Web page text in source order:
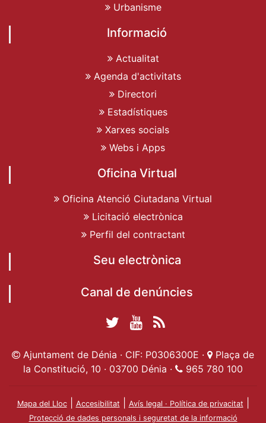
Urbanisme
Informació
Actualitat
Agenda d'activitats
Directori
Estadístiques
Xarxes socials
Webs i Apps
Oficina Virtual
Oficina Atenció Ciutadana Virtual
Licitació electrònica
Perfil del contractant
Seu electrònica
Canal de denúncies
de Dénia
Twitter Ajuntament
de Dénia
Ajuntament de
Dénia
Actualitat
Ajuntament
Ajuntament de Dénia · CIF: P0306300E ·
Plaça de
la Constitució, 10 · 03700 Dénia ·
965 780 100
Mapa del Lloc| Accesibilitat Avís legal · Política de privacitat
Protecció de dades personals i seguretat de la informació